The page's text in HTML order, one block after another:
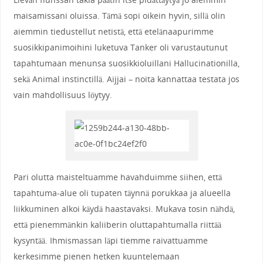
maisamissani oluissa. Tämä sopi oikein hyvin, sillä olin
aiemmin tiedustellut netistä, että etelänaapurimme
suosikkipanimoihini luketuva Tanker oli varustautunut
tapahtumaan menunsa suosikkioluillani Hallucinationilla,
sekä Animal instinctillä. Aijjai – noita kannattaa testata jos
vain mahdollisuus löytyy.
Pari olutta maisteltuamme havahduimme siihen, että
tapahtuma-alue oli tupaten täynnä porukkaa ja alueella
liikkuminen alkoi käydä haastavaksi. Mukava tosin nähdä,
että pienemmänkin kaliiberin oluttapahtumalla riittää
kysyntää. Ihmismassan läpi tiemme raivattuamme
kerkesimme pienen hetken kuuntelemaan